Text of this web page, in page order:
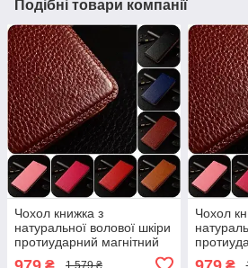
Подібні товари компанії
Чохол книжка з
натуральної волової шкіри
протиударний магнітний
для Infinix Hot 30 Play NFC
Чохол
для